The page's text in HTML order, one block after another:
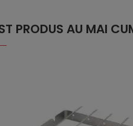
PRODUS AU MAI